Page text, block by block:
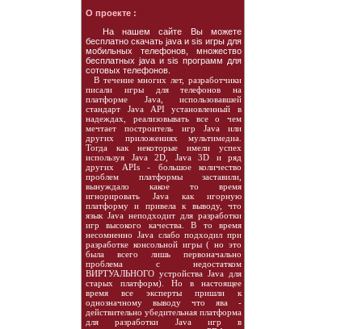
О проекте :
На нашем сайте Вы можете
бесплатно скачать java и sis игры для
мобильных телефонов, множество
бесплатных java и sis программ для
сотовых телефонов.
В течение многих лет, разработчики
писали игры для телефонов на
платформе Java, использовавшей
стандарт Java API установленный в
надеждах, реализовывать все о чем
мечтает построитель игр Java или
других приложениях мультимедиа.
Тогда как некоторые имели успех
используя Java 2D, Java 3D и ряд
других APIs - большое количество
проблем платформы заставили,
вынуждало какое то время
игнорировать Java как игорную
платформу и привела к выводу, что
язык Java неподходит для разработки
игр высокого качества. В то время
несомненно Java слабо подходил при
разработке консольной игры ( но это
была всего лишь первоначально
проблема с недостатком
ВИРТУАЛЬНОГО устройства Java для
старых платформ). Но в настоящее
время все эксперты пришли к
однозначному выводу что ява -
действительно убедительная платформа
для разработки Java игр в